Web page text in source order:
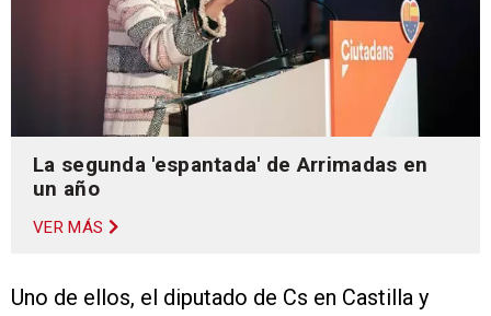
La segunda 'espantada' de Arrimadas en
un año
VER MÁS
Uno de ellos, el diputado de Cs en Castilla y